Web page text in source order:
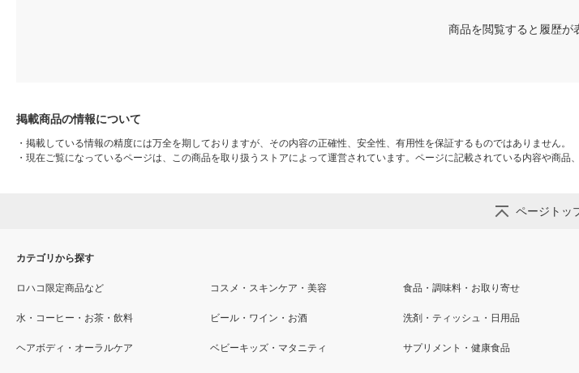
商品を閲覧すると履歴が
掲載商品の情報について
・ 掲載している情報の精度には万全を期しておりますが、その内容の正確性、安全性、有用性を保証するものではありません。
・ 現在ご覧になっているページは、この商品を取り扱うストアによって運営されています。ページに記載されている内容や商品
ページトッ
カテゴリから探す
ロハコ限定商品など コスメ・スキンケア・美容 食品・調味料・お取り寄せ
水・コーヒー・お茶・飲料 ビール・ワイン・お酒 洗剤・ティッシュ・日用品
ヘアボディ・オーラルケア ベビーキッズ・マタニティ サプリメント・健康食品